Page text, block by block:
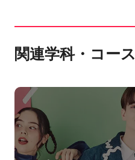
関連学科・コース